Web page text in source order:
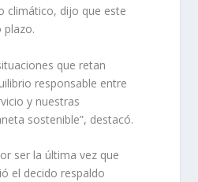
climático, dijo que este
que retan
responsable entre
y nuestras
sostenible”, destacó.
ser la última vez que
el decido respaldo